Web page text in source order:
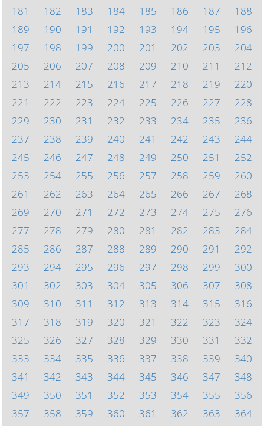
181
182 183 184 185 186 187
188
189
190 191 192 193 194 195
196
197
198 199 200 201 202 203
204
205
206 207 208 209 210 211
212
213
214 215 216 217 218 219
220
221
222 223 224 225 226 227
228
229
230 231 232 233 234 235
236
237
238 239 240 241 242 243
244
245
246 247 248 249 250 251
252
253
254 255 256 257 258 259
260
261
262 263 264 265 266 267
268
269
270 271 272 273 274 275
276
277
278 279 280 281 282 283
284
285
286 287 288 289 290 291
292
293
294 295 296 297 298 299
300
301
302 303 304 305 306 307
308
309
310 311 312 313 314 315
316
317
318 319 320 321 322 323
324
325
326 327 328 329 330 331
332
333
334 335 336 337 338 339
340
341
342 343 344 345 346 347
348
349
350 351 352 353 354 355
356
357
358 359 360 361 362 363
364